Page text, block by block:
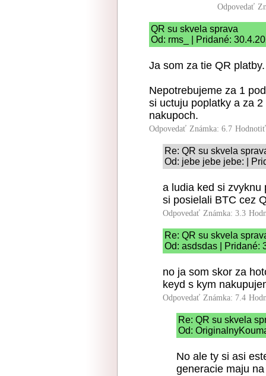
Odpovedať
QR su skvela sprava
Od: rms_ | Pridané:
Ja som za tie QR platby.
Nepotrebujeme za 1
si uctuju poplatky a za
nakupoch.
Odpovedať Známka: 6.7
Re: QR su skvela
Od: jebe jebe jebe: |
a ludia ked si zvyknu
si posielali BTC cez
Odpovedať Známka: 3.3
Re: QR su skvela
Od: asdsdas | Pridané:
no ja som skor za
keyd s kym
Odpovedať Známka: 7.4
Re: QR su skvela
Od:
No ale ty si asi
generacie maju